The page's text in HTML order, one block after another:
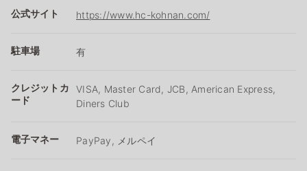
公式サイト https://www.hc-kohnan.com/
駐車場 有
クレジットカ
ード
VISA, Master Card, JCB, American Express,
Diners Club
電子マネー PayPay, メルペイ